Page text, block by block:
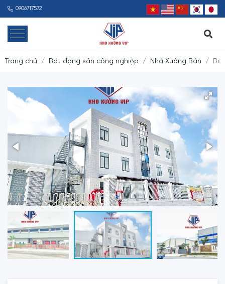
0906717572
Trang chủ Bất động sản công nghiệp Nhà Xưởng Bán